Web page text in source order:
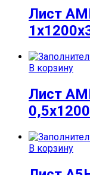
Лист
В корзину
Лист
В корзину